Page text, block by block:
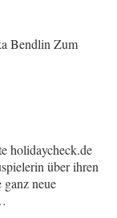
Bendlin Zum
holidaycheck.de
über ihren
neue